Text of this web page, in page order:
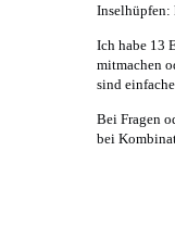
Inselhüpfen:
Ich habe 13
mitmachen
sind
Bei Fragen
bei